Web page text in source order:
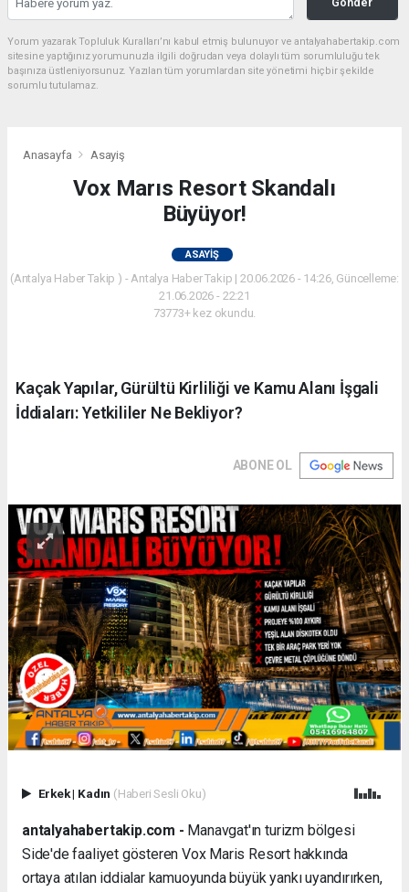
Yorum yazarak Topluluk Kuralları’nı kabul etmiş bulunuyor ve antalyahabertakip.com
sitesine yaptığınız yorumunuzla ilgili doğrudan veya dolaylı tüm sorumluluğu tek
başınıza üstleniyorsunuz. Yazılan tüm yorumlardan site yönetimi hiçbir şekilde
sorumlu tutulamaz.
Anasayfa Asayiş
Vox Marıs Resort Skandalı
Büyüyor!
ASAYIŞ
(Antalya Haber Takip ) - Antalya Haber Takip | 20.06.2026 - 14:26, Güncelleme:
21.06.2026 - 22:21
73773+ kez okundu.
Kaçak Yapılar, Gürültü Kirliliği ve Kamu Alanı İşgali
İddiaları: Yetkililer Ne Bekliyor?
ABONE OL
Erkek| Kadın (Haberi Sesli Oku)
antalyahabertakip.com - Manavgat'ın turizm bölgesi
Side'de faaliyet gösteren Vox Maris Resort hakkında
ortaya atılan iddialar kamuoyunda büyük yankı uyandırırken,